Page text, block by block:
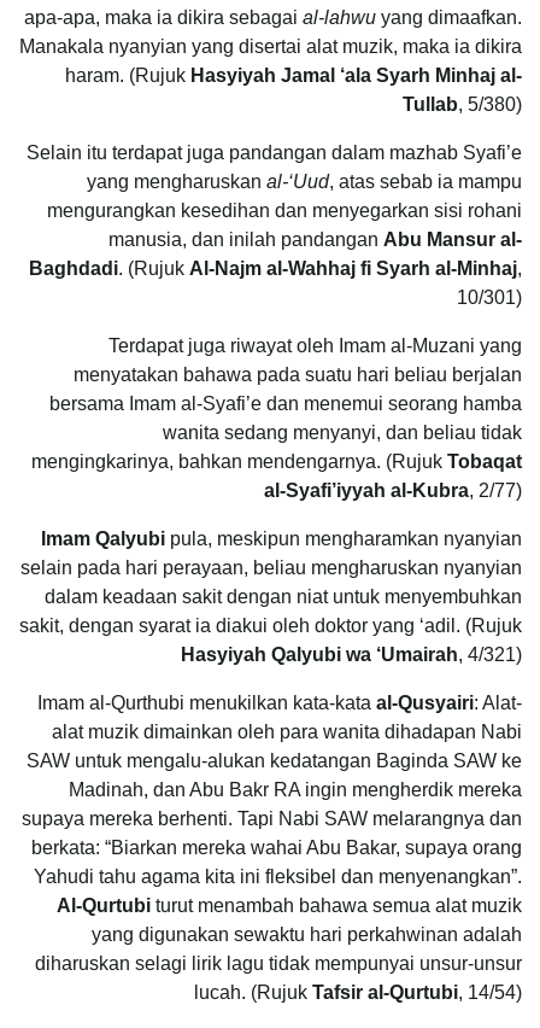
apa-apa, maka ia dikira sebagai al-lahwu yang dimaafkan.
Manakala nyanyian yang disertai alat muzik, maka ia dikira
haram. (Rujuk Hasyiyah Jamal ‘ala Syarh Minhaj al-
Tullab, 5/380)
Selain itu terdapat juga pandangan dalam mazhab Syafi’e
yang mengharuskan al-‘Uud, atas sebab ia mampu
mengurangkan kesedihan dan menyegarkan sisi rohani
manusia, dan inilah pandangan Abu Mansur al-
Baghdadi. (Rujuk Al-Najm al-Wahhaj fi Syarh al-Minhaj,
10/301)
Terdapat juga riwayat oleh Imam al-Muzani yang
menyatakan bahawa pada suatu hari beliau berjalan
bersama Imam al-Syafi’e dan menemui seorang hamba
wanita sedang menyanyi, dan beliau tidak
mengingkarinya, bahkan mendengarnya. (Rujuk Tobaqat
al-Syafi’iyyah al-Kubra, 2/77)
Imam Qalyubi pula, meskipun mengharamkan nyanyian
selain pada hari perayaan, beliau mengharuskan nyanyian
dalam keadaan sakit dengan niat untuk menyembuhkan
sakit, dengan syarat ia diakui oleh doktor yang ‘adil. (Rujuk
Hasyiyah Qalyubi wa ‘Umairah, 4/321)
Imam al-Qurthubi menukilkan kata-kata al-Qusyairi: Alat-
alat muzik dimainkan oleh para wanita dihadapan Nabi
SAW untuk mengalu-alukan kedatangan Baginda SAW ke
Madinah, dan Abu Bakr RA ingin mengherdik mereka
supaya mereka berhenti. Tapi Nabi SAW melarangnya dan
berkata: “Biarkan mereka wahai Abu Bakar, supaya orang
Yahudi tahu agama kita ini fleksibel dan menyenangkan”.
Al-Qurtubi turut menambah bahawa semua alat muzik
yang digunakan sewaktu hari perkahwinan adalah
diharuskan selagi lirik lagu tidak mempunyai unsur-unsur
lucah. (Rujuk Tafsir al-Qurtubi, 14/54)